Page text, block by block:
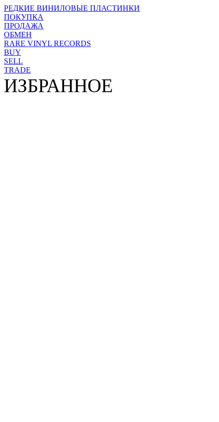
РЕДКИЕ ВИНИЛОВЫЕ ПЛАСТИНКИ
ПОКУПКА
ПРОДАЖА
ОБМЕН
RARE VINYL RECORDS
BUY
SELL
TRADE
ИЗБРАННОЕ